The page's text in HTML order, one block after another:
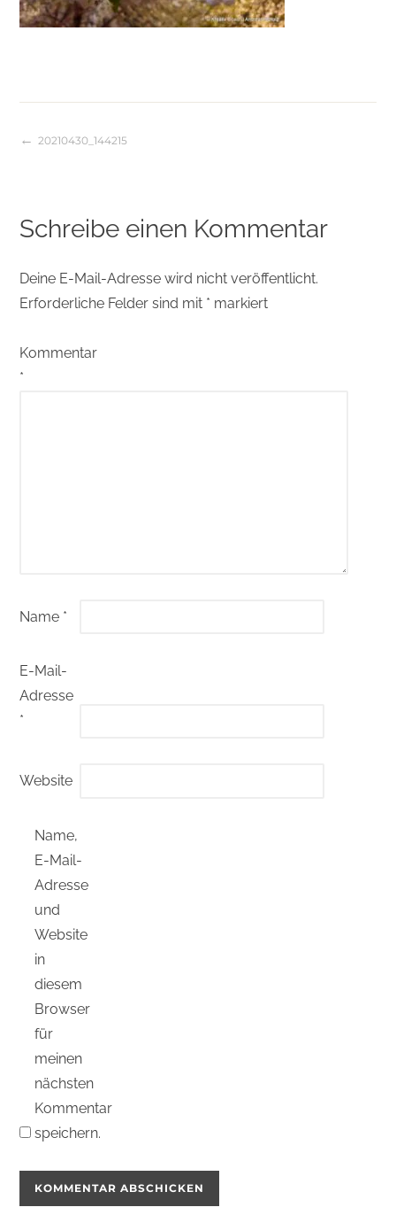
Beitragsnavigation
20210430_144215
Schreibe einen Kommentar
Deine E-Mail-Adresse wird nicht veröffentlicht.
Erforderliche Felder sind mit * markiert
Kommentar
*
Name *
E-Mail-
Adresse
*
Website
Name,
E-Mail-
Adresse
und
Website
in
diesem
Browser
für
meinen
nächsten
Kommentar
speichern.